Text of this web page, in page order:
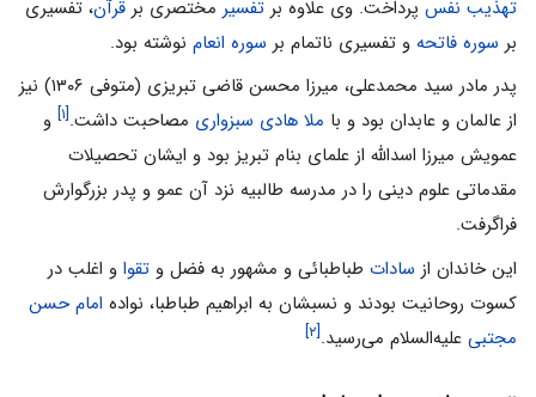
تهذیب نفس پرداخت. وی علاوه بر تفسیر مختصری بر قرآن، تفسیری
بر سوره فاتحه و تفسیری ناتمام بر سوره انعام نوشته بود.
پدر مادر سید محمدعلی، میرزا محسن قاضی تبریزی (متوفی ۱۳۰۶) نیز
از عالمان و عابدان بود و با ملا هادی سبزواری مصاحبت داشت.[۱]
و
عمویش میرزا اسدالله از علمای بنام تبریز بود و ایشان تحصیلات
مقدماتی علوم دینی را در مدرسه طالبیه نزد آن عمو و پدر بزرگوارش
فراگرفت.
این خاندان از سادات طباطبائی و مشهور به فضل و تقوا و اغلب در
کسوت روحانیت بودند و نسبشان به ابراهیم طباطبا، نواده امام حسن
مجتبی علیه‌السلام می‌رسید.[۲]